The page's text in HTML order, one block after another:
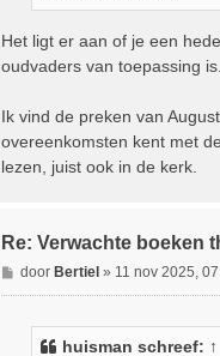
Het ligt er aan of je een
oudvaders van toepassing is.
Ik vind de preken van
overeenkomsten kent met
lezen, juist ook in de kerk.
Re: Verwachte boeken
B
e
door Bertiel» 11 nov 2025,
huisman schreef: ↑